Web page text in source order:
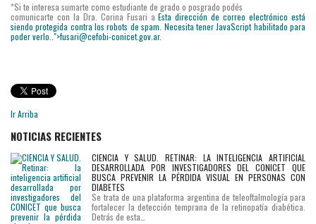
*Si te interesa sumarte como estudiante de grado o posgrado podés
comunicarte con la Dra. Corina Fusari aEsta dirección de correo electrónico está
siendo protegida contra los robots de spam. Necesita tener JavaScript habilitado para
poder verlo..">fusari@cefobi-conicet.gov.ar.
Ir Arriba
NOTICIAS RECIENTES
CIENCIA Y SALUD. RETINAR: LA INTELIGENCIA ARTIFICIAL
DESARROLLADA POR INVESTIGADORES DEL CONICET QUE
BUSCA PREVENIR LA PÉRDIDA VISUAL EN PERSONAS CON
DIABETES
Se trata de una plataforma argentina de teleoftalmología para
fortalecer la detección temprana de la retinopatía diabética.
Detrás de esta…